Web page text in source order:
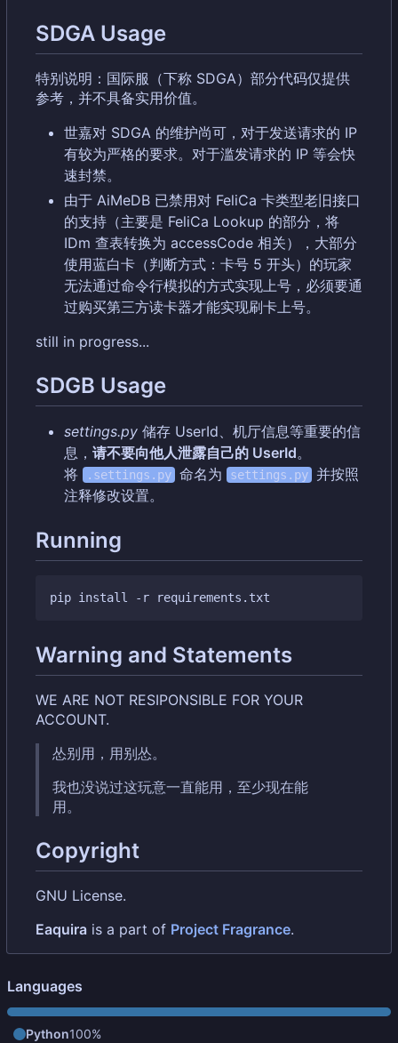
SDGA Usage
特别说明：国际服（下称 SDGA） 部分代码仅提供
参考 ， 并不具备实用价值。
世嘉对 SDGA 的维护尚可，对于发送请求的 IP
有较为严格的要求。对于滥发请求的 IP 等会快
速封禁。
由于 AiMeDB 已禁用对 FeliCa 卡类型老旧接口
的支持（主要是 FeliCa Lookup 的部分，将
IDm 查表转换为 accessCode 相关），大部分
使用蓝白卡（判断方式：卡号 5 开头）的玩家
无法通过命令行模拟的方式实现上号，必须要通
过购买第三方读卡器才能实现刷卡上号。
still in progress...
SDGB Usage
settings.py 储存 UserId、机厅信息等重要的信
息 ， 请不要向他人泄露自己的 UserId。
将
.settings.py 命名为 settings.py 并按照
注释修改设置。
Running
Warning and Statements
WE ARE NOT RESIPONSIBLE FOR YOUR
ACCOUNT.
怂别用，用别怂。
我也没说过这玩意一直能用，至少现在能
用。
Copyright
GNU License.
Eaquira is a part of Project Fragrance.
Languages
Python100%